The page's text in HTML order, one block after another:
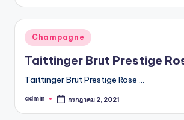
Posted
in
Champagne
Taittinger Brut Prestige
Taittinger Brut Prestige Rose …
Posted
admin กรกฎาคม 2, 2021